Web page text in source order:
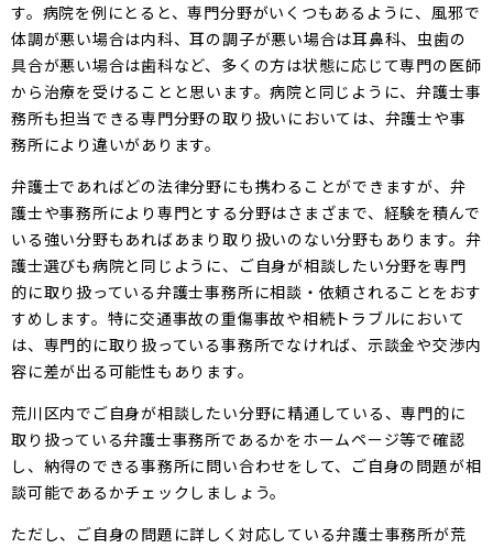
す。病院を例にとると、専門分野がいくつもあるように、風邪で
体調が悪い場合は内科、耳の調子が悪い場合は耳鼻科、虫歯の
具合が悪い場合は歯科など、多くの方は状態に応じて専門の医師
から治療を受けることと思います。病院と同じように、弁護士事
務所も担当できる専門分野の取り扱いにおいては、弁護士や事
務所により違いがあります。
弁護士であればどの法律分野にも携わることができますが、弁
護士や事務所により専門とする分野はさまざまで、経験を積んで
いる強い分野もあればあまり取り扱いのない分野もあります。弁
護士選びも病院と同じように、ご自身が相談したい分野を専門
的に取り扱っている弁護士事務所に相談・依頼されることをおす
すめします。特に交通事故の重傷事故や相続トラブルにおいて
は、専門的に取り扱っている事務所でなければ、示談金や交渉内
容に差が出る可能性もあります。
荒川区内でご自身が相談したい分野に精通している、専門的に
取り扱っている弁護士事務所であるかをホームページ等で確認
し、納得のできる事務所に問い合わせをして、ご自身の問題が相
談可能であるかチェックしましょう。
ただし、ご自身の問題に詳しく対応している弁護士事務所が荒